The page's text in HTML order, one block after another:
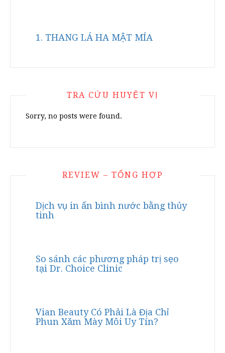
1. THANG LÁ HA MẬT MÍA
TRA CỨU HUYỆT VỊ
Sorry, no posts were found.
REVIEW – TỔNG HỢP
Dịch vụ in ấn bình nước bằng thủy
tinh
So sánh các phương pháp trị sẹo
tại Dr. Choice Clinic
Vian Beauty Có Phải Là Địa Chỉ
Phun Xăm Mày Môi Uy Tín?